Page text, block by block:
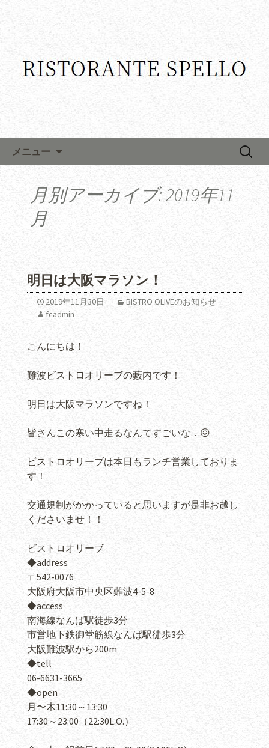
メニュー
検
月別アーカイブ: 2019年11
月
明日は大阪マラソン！
2019年11月30日
BISTRO OLIVEのお知らせ
fcadmin
こんにちは！
難波ビストロオリーブの藪内です！
明日は大阪マラソンですね！
皆さんこの寒い中走るなんてすごいな…😖
ビストロオリーブは本日もランチ営業しておりま
す！
交通規制がかかっていると思いますが是非お越し
くださいませ！！
ビストロオリーブ
◆address
〒 542-0076
大阪府大阪市中央区難波4-5-8
◆access
南海線なんば駅徒歩3分
市営地下鉄御堂筋線なんば駅徒歩3分
大阪難波駅から200m
◆tell
06-6631-3665
◆open
月〜木11:30 ～ 13:30
17:30～ 23:00 （22:30L.O.）